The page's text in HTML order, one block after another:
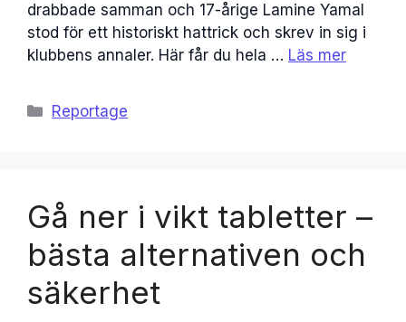
drabbade samman och 17-årige Lamine Yamal
stod för ett historiskt hattrick och skrev in sig i
klubbens annaler. Här får du hela … Läs mer
Kategorier
Reportage
Gå ner i vikt tabletter –
bästa alternativen och
säkerhet